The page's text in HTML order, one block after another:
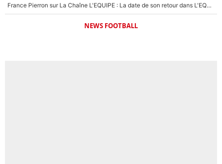
France Pierron sur La Chaîne L'EQUIPE : La date de son retour dans L'EQUIPE de Choc est connue... et c'était très attendu
NEWS FOOTBALL